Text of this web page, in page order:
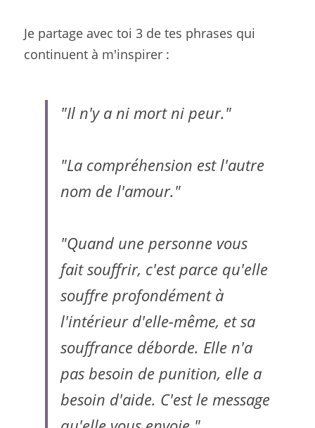
Je partage avec toi 3 de tes phrases qui
continuent à m'inspirer :
"Il n'y a ni mort ni peur."
"La compréhension est l'autre
nom de l'amour."
"Quand une personne vous
fait souffrir, c'est parce qu'elle
souffre profondément à
l'intérieur d'elle-même, et sa
souffrance déborde. Elle n'a
pas besoin de punition, elle a
besoin d'aide. C'est le message